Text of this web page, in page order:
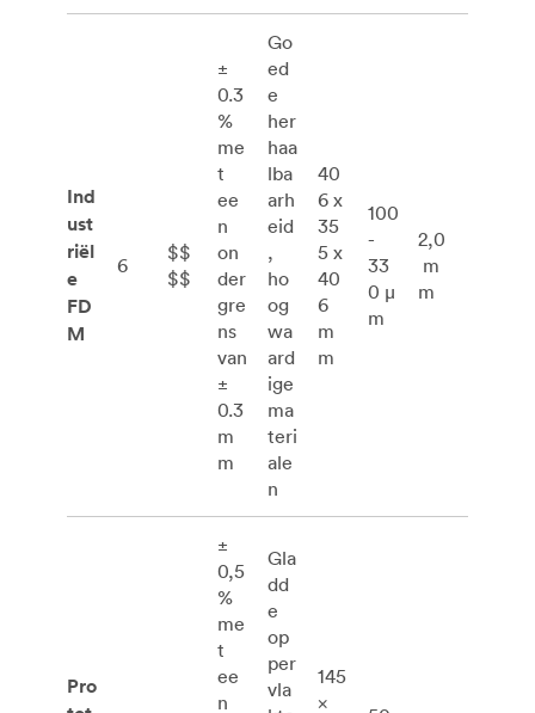
Ind
ust
riël
e
FD
M
6
$$
$$
±
0.3
%
me
t
ee
n
on
der
gre
ns
van
±
0.3
m
m
Go
ed
e
her
haa
lba
arh
eid
,
ho
og
wa
ard
ige
ma
teri
ale
n
40
6 x
35
5 x
40
6
m
m
100
-
33
0 μ
m
2,0
m
m
Pro
±
0,5
%
me
t
ee
n
Gla
dd
e
op
per
vla
145
×